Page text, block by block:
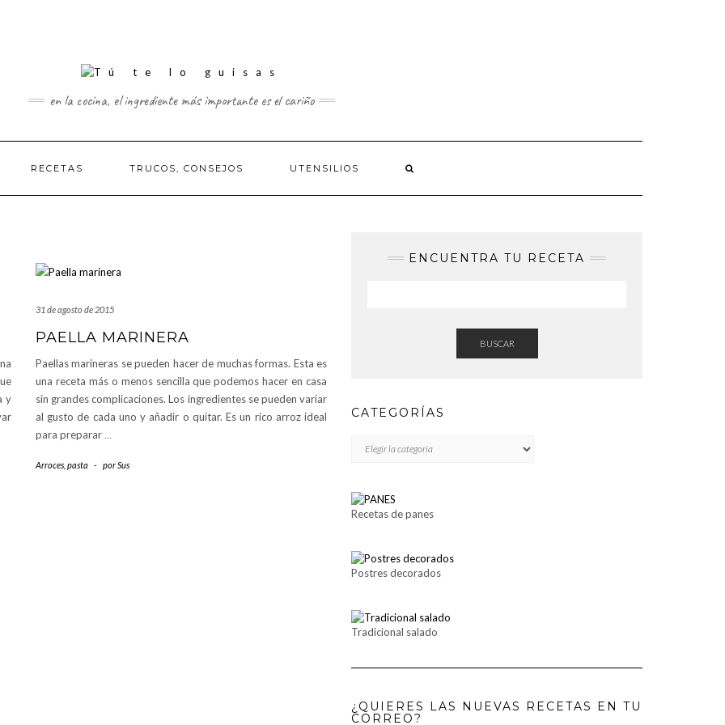
en la cocina, el ingrediente más importante es el cariño
RECETAS TRUCOS, CONSEJOS UTENSILIOS
y
31 de agosto de 2015
PAELLA MARINERA
Paellas marineras se pueden hacer de muchas formas. Esta es
una receta más o menos sencilla que podemos hacer en casa
sin grandes complicaciones. Los ingredientes se pueden variar
al gusto de cada uno y añadir o quitar. Es un rico arroz ideal
para preparar …
Arroces, pasta - porSus
ENCUENTRA TU RECETA
BUSCAR
CATEGORÍAS
Recetas de panes
Postres decorados
Tradicional salado
¿QUIERES LAS NUEVAS RECETAS EN TU
CORREO?